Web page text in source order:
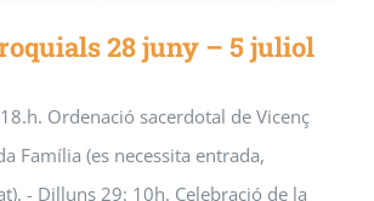
28 juny – 5 juliol
Ordenació sacerdotal de Vicenç
Família (es necessita entrada,
- Dilluns 29: 10h. Celebració de la